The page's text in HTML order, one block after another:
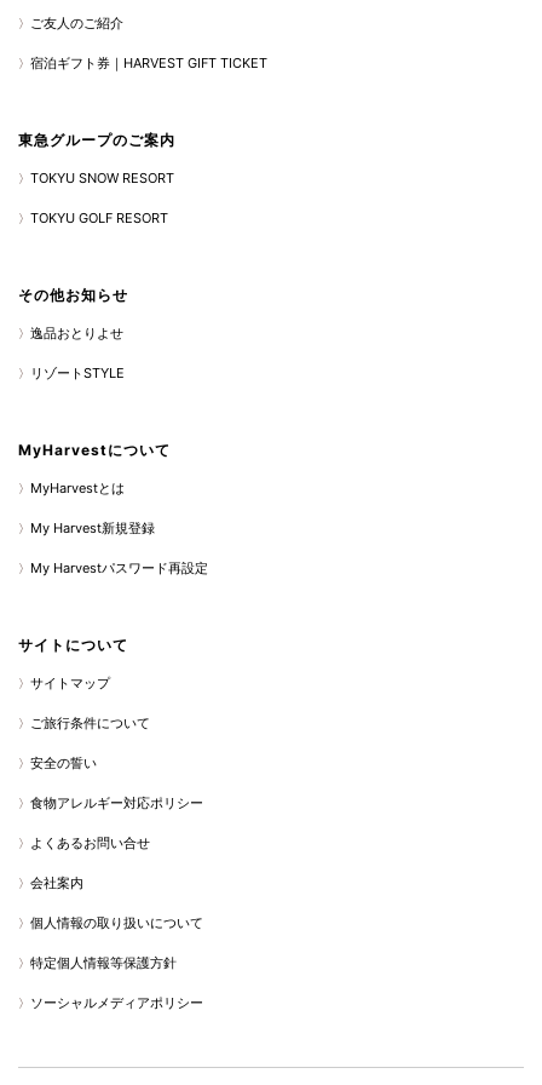
ご友人のご紹介
宿泊ギフト券｜HARVEST GIFT TICKET
東急グループのご案内
TOKYU SNOW RESORT
TOKYU GOLF RESORT
その他お知らせ
逸品おとりよせ
リゾートSTYLE
MyHarvestについて
MyHarvestとは
My Harvest新規登録
My Harvestパスワード再設定
サイトについて
サイトマップ
ご旅行条件について
安全の誓い
食物アレルギー対応ポリシー
よくあるお問い合せ
会社案内
個人情報の取り扱いについて
特定個人情報等保護方針
ソーシャルメディアポリシー